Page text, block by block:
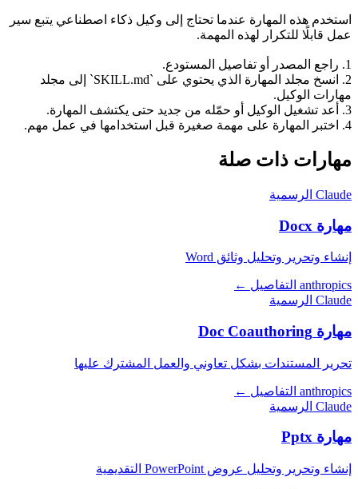
استخدم هذه المهارة عندما تحتاج إلى وكيل ذكاء اصطناعي يتبع سير
عمل قابلًا للتكرار لهذه المهمة.
1. راجع المصدر أو تفاصيل المستودع.
2. انسخ مجلد المهارة الذي يحتوي على `SKILL.md` إلى مجلد
مهارات الوكيل.
3. أعد تشغيل الوكيل أو حمّله من جديد حتى يكتشف المهارة.
4. اختبر المهارة على مهمة صغيرة قبل استخدامها في عمل مهم.
مهارات ذات صلة
Claude الرسمية
مهارة Docx
إنشاء وتحرير وتحليل وثائق Word
anthropics التفاصيل ←
Claude الرسمية
مهارة Doc Coauthoring
تحرير المستندات بشكل تعاوني والعمل المشترك عليها
anthropics التفاصيل ←
Claude الرسمية
مهارة Pptx
إنشاء وتحرير وتحليل عروض PowerPoint التقديمية